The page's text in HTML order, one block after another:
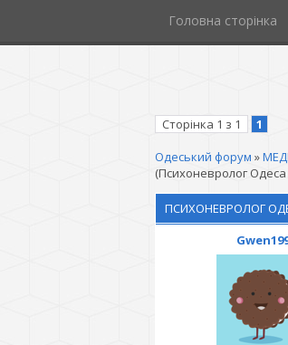
Головна сторінка
Сторінка 1 з 1
1
Одеський форум »
(Психоневролог Одеса
ПСИХОНЕВРОЛОГ